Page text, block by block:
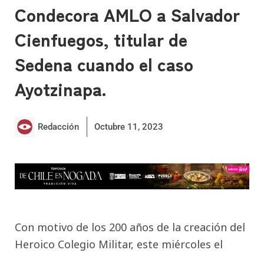
Condecora AMLO a Salvador
Cienfuegos, titular de
Sedena cuando el caso
Ayotzinapa.
Redacción Octubre 11, 2023
Con motivo de los 200 años de la creación del
Heroico Colegio Militar, este miércoles el